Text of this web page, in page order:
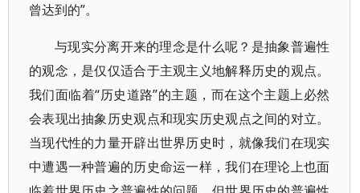
曾达到的”。
与现实分离开来的理念是什么呢？是抽象普遍性
的观念，是仅仅适合于主观主义地解释历史的观点。
我们面临着“历史道路”的主题，而在这个主题上必然
会表现出抽象历史观点和现实历史观点之间的对立。
当现代性的力量开辟出世界历史时，就像我们在现实
中遭遇一种普遍的历史命运一样，我们在理论上也面